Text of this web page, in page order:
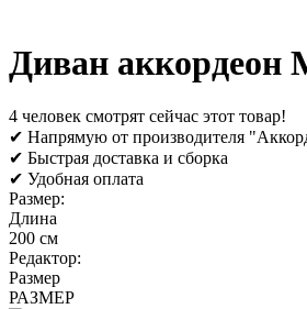
Диван аккордеон
4 человек смотрят сейчас этот товар!
✔ Напрямую от производителя
✔ Быстрая доставка и сборка
✔ Удобная оплата
Размер:
Длина
200 cм
Редактор:
Размер
РАЗМЕР